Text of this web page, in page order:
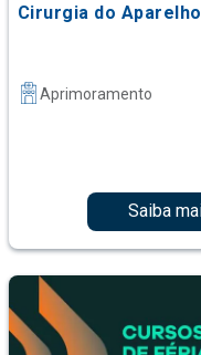
Cirurgia do
Aprimoramento
Saiba